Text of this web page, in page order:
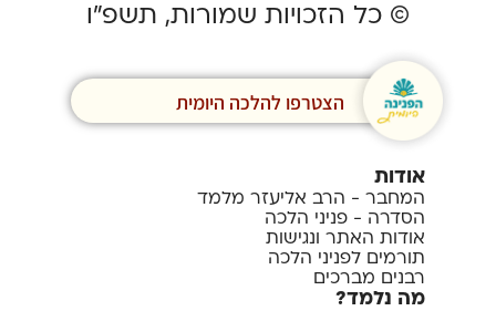
© כל הזכויות שמורות, תשפ”ו
הצטרפו להלכה היומית
אודות
המחבר - הרב אליעזר מלמד
הסדרה - פניני הלכה
אודות האתר ונגישות
תורמים לפניני הלכה
רבנים מברכים
מה נלמד?